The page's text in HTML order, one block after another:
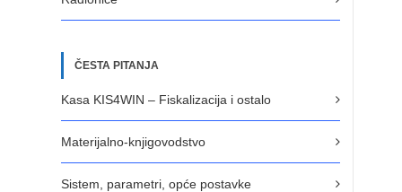
ČESTA PITANJA
Kasa KIS4WIN – Fiskalizacija i ostalo
Materijalno-knjigovodstvo
Sistem, parametri, opće postavke